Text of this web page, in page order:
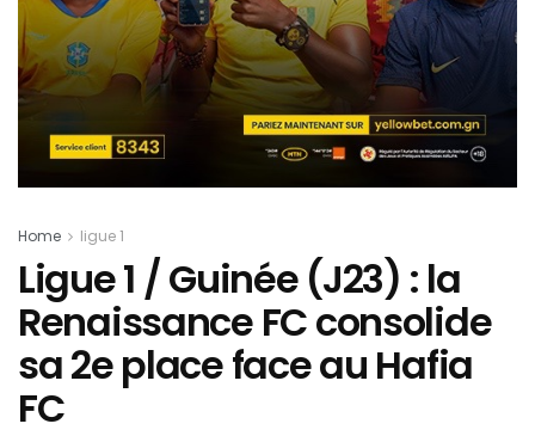
Home ligue 1
Ligue 1 / Guinée (J23) : la
Renaissance FC consolide
sa 2e place face au Hafia
FC